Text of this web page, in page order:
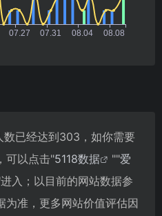
已经达到303，如你需要
可以点击"5118数据 ""爱
入；以目前的网站数据参
为准，更多网站价值评估因